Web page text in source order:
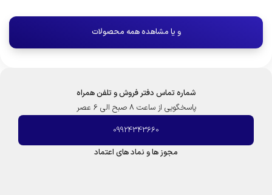
و یا مشاهده همه محصولات
شماره تماس دفتر فروش و تلفن همراه
پاسخگویی از ساعت 8 صبح الی 6 عصر
09924343660
مجوز ها و نماد های اعتماد